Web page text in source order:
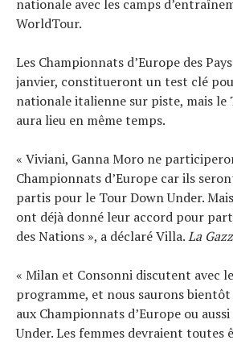
nationale avec les camps
WorldTour.
Les Championnats d’Europe des
janvier, constitueront un test clé
nationale italienne sur piste, mais le
aura lieu en même temps.
« Viviani, Ganna Moro ne
Championnats d’Europe car ils
partis pour le Tour Down Under.
ont déjà donné leur accord pour
des Nations », a déclaré Villa.La
« Milan et Consonni discutent avec
programme, et nous saurons
aux Championnats d’Europe ou
Under. Les femmes devraient toutes